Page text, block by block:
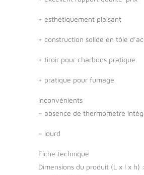
+ esthétiquement plaisant
+ construction solide en tôle
+ tiroir pour charbons pratique
+ pratique pour fumage
Inconvénients
– absence de thermomètre
– lourd
Fiche technique
Dimensions du produit (L x l x